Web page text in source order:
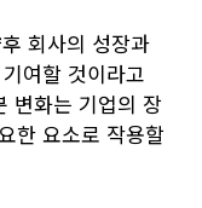
회사의 성장과
여할 것이라고
변화는 기업의 장
한 요소로 작용할